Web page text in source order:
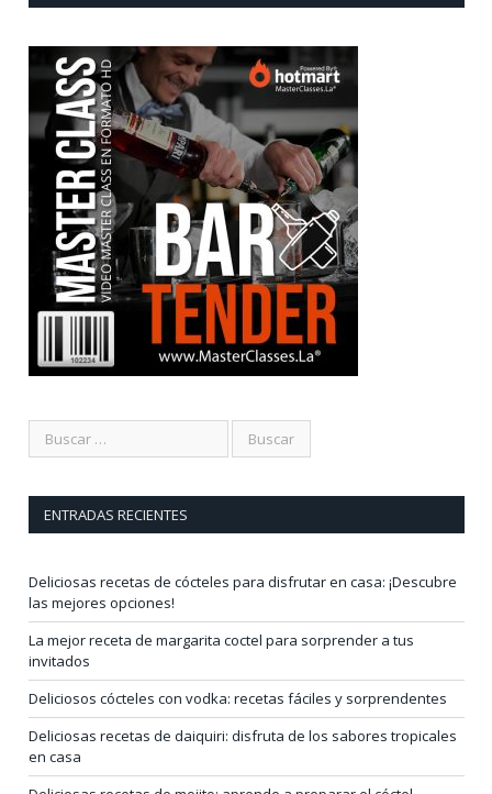
ENTRADAS RECIENTES
Deliciosas recetas de cócteles para disfrutar en casa: ¡Descubre
las mejores opciones!
La mejor receta de margarita coctel para sorprender a tus
invitados
Deliciosos cócteles con vodka: recetas fáciles y sorprendentes
Deliciosas recetas de daiquiri: disfruta de los sabores tropicales
en casa